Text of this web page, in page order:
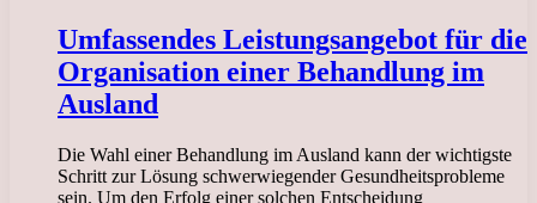
Umfassendes Leistungsangebot für die
Organisation einer Behandlung im
Ausland
Die Wahl einer Behandlung im Ausland kann der wichtigste
Schritt zur Lösung schwerwiegender Gesundheitsprobleme
sein. Um den Erfolg einer solchen Entscheidung